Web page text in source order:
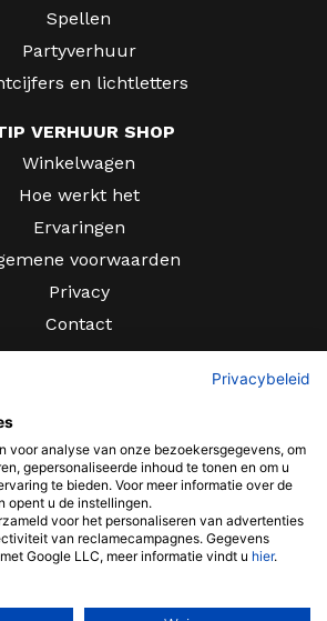
Spellen
Partyverhuur
en lichtletters
VERHUUR SHOP
Winkelwagen
Hoe werkt het
Ervaringen
voorwaarden
Privacy
Contact
Rowland Hillstraat 10
Tiel
0344 - 631 372
0344 - 631 372
Privacybeleid
voor analyse van onze bezoekersgegevens, om
gepersonaliseerde inhoud te tonen en om u
te bieden. Voor meer informatie over de
opent u de instellingen.
voor het personaliseren van advertenties
van reclamecampagnes. Gegevens
Google LLC, meer informatie vindt u hier.